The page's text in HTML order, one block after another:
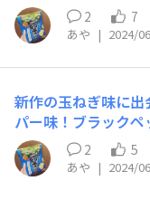
2 7
あや | 2024/
新作の玉ねぎ味に
パー味！ブラックペ
2 5
あや | 2024/